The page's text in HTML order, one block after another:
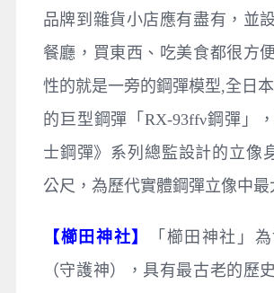
品牌到雜貨小店應有盡有，並
餐廳，買東西、吃美食都很方
性的就是一旁的鋼彈模型,全日
的巨型鋼彈「RX-93ffν鋼彈」
士鋼彈》系列總監設計的立像
公尺，為歷代實體鋼彈立像中最
【櫛田神社】
「櫛田神社」
（守護神），具有最古老的歷